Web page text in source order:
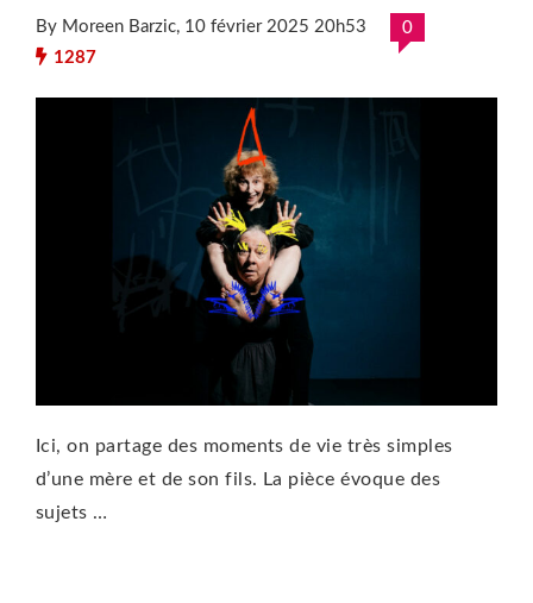
By Moreen Barzic, 10 février 2025 20h53
0
1287
Ici, on partage des moments de vie très simples
d’une mère et de son fils. La pièce évoque des
sujets …